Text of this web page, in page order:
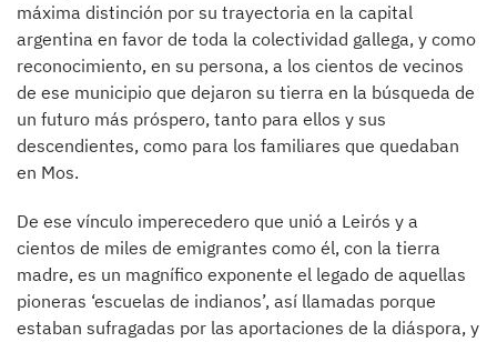
máxima distinción por su trayectoria en la capital
argentina en favor de toda la colectividad gallega, y como
reconocimiento, en su persona, a los cientos de vecinos
de ese municipio que dejaron su tierra en la búsqueda de
un futuro más próspero, tanto para ellos y sus
descendientes, como para los familiares que quedaban
en Mos.
De ese vínculo imperecedero que unió a Leirós y a
cientos de miles de emigrantes como él, con la tierra
madre, es un magnífico exponente el legado de aquellas
pioneras ‘escuelas de indianos’, así llamadas porque
estaban sufragadas por las aportaciones de la diáspora, y